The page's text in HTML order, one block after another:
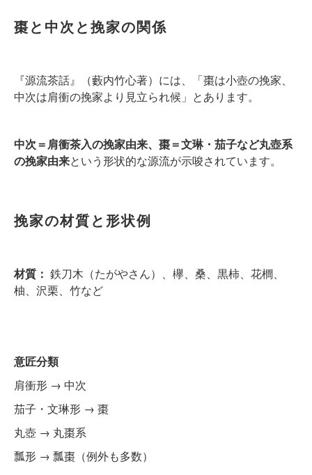
棗と中次と挽家の関係
『源流茶話』（藪内竹心著）には、「棗は小壺の挽家、
中次は肩衝の挽家より見立られ候」とあります。
中次＝肩衝茶入の挽家由来、 棗＝文琳・茄子など丸壺系
の挽家由来という形状的な源流が示唆されています。
挽家の材質と形状例
材質： 鉄刀木（たがやさん）、欅、桑、黒柿、花櫚、
柚、沢栗、竹など
意匠分類
肩衝形 → 中次
茄子・文琳形 → 棗
丸壺 → 丸棗系
瓢形 → 瓢棗（例外も多数）